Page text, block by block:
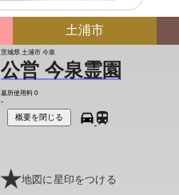
土浦市
茨城県 土浦市 今泉
公営 今泉霊園
墓所使用料 0
-
概要を閉じる
地図に星印をつける